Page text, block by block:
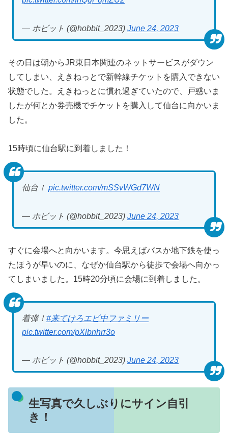
— ホビット (@hobbit_2023) June 24, 2023
その日は朝からJR東日本関連のネットサービスがダウン
してしまい、えきねっとで新幹線チケットを購入できない
状態でした。えきねっとに慣れ過ぎていたので、戸惑いま
したが何とか券売機でチケットを購入して仙台に向かいま
した。
15時頃に仙台駅に到着しました！
仙台！ pic.twitter.com/mSSvWGd7WN
— ホビット (@hobbit_2023) June 24, 2023
すぐに会場へと向かいます。今思えばバスか地下鉄を使っ
たほうが早いのに、なぜか仙台駅から徒歩で会場へ向かっ
てしまいました。15時20分頃に会場に到着しました。
着弾！ #来てけろエビ中ファミリー
pic.twitter.com/pXlbnhrr3o
— ホビット (@hobbit_2023) June 24, 2023
生写真で久しぶりにサイン自引
き！